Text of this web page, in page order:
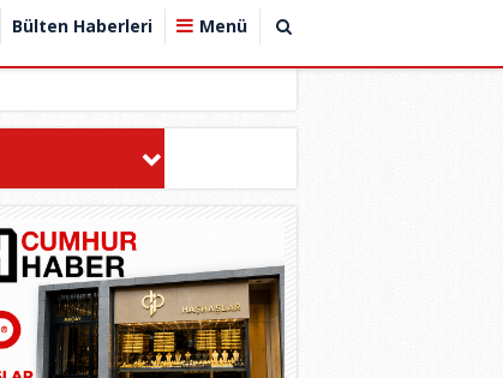
Bülten Haberleri Menü